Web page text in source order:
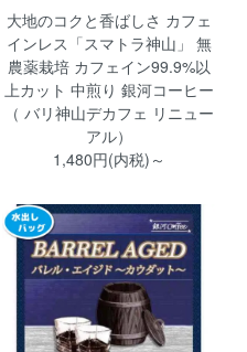
大地のコクと香ばしさ カフェ
インレス「スマトラ神山」 無
農薬栽培 カフェイン99.9%以
上カット 中煎り 銀河コーヒー
（ バリ神山デカフェ リニュー
アル）
1,480円(内税)～